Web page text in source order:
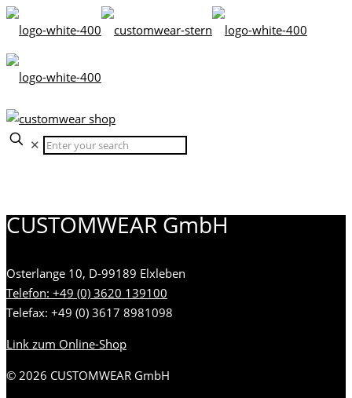
✕
CUSTOMWEAR GmbH
Osterlange 10, D-99189 Elxleben
Telefon: +49 (0) 3620 139100
Telefax: +49 (0) 3617 8981098
Link zum Online-Shop
© 2026 CUSTOMWEAR GmbH